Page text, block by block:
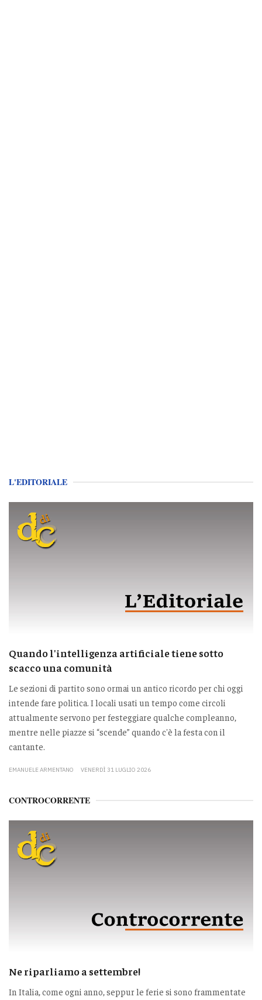
L'EDITORIALE
Quando l'intelligenza artificiale tiene sotto
scacco una comunità
Le sezioni di partito sono ormai un antico ricordo per chi oggi
intende fare politica. I locali usati un tempo come circoli
attualmente servono per festeggiare qualche compleanno,
mentre nelle piazze si “scende” quando c'è la festa con il
cantante.
EMANUELE ARMENTANO VENERDÌ 31 LUGLIO 2026
CONTROCORRENTE
Ne riparliamo a settembre!
In Italia, come ogni anno, seppur le ferie si sono frammentate